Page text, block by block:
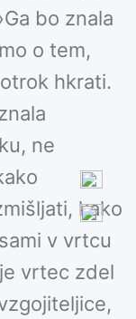
bo znala
o tem,
hkrati.
ne
kako
v vrtcu
vrtec zdel